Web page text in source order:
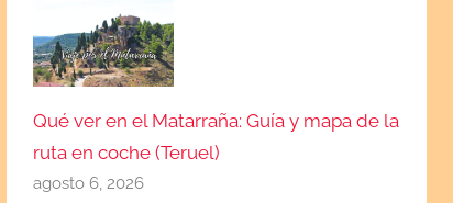
Qué ver en el Matarraña: Guía y mapa de la
ruta en coche (Teruel)
agosto 6, 2026